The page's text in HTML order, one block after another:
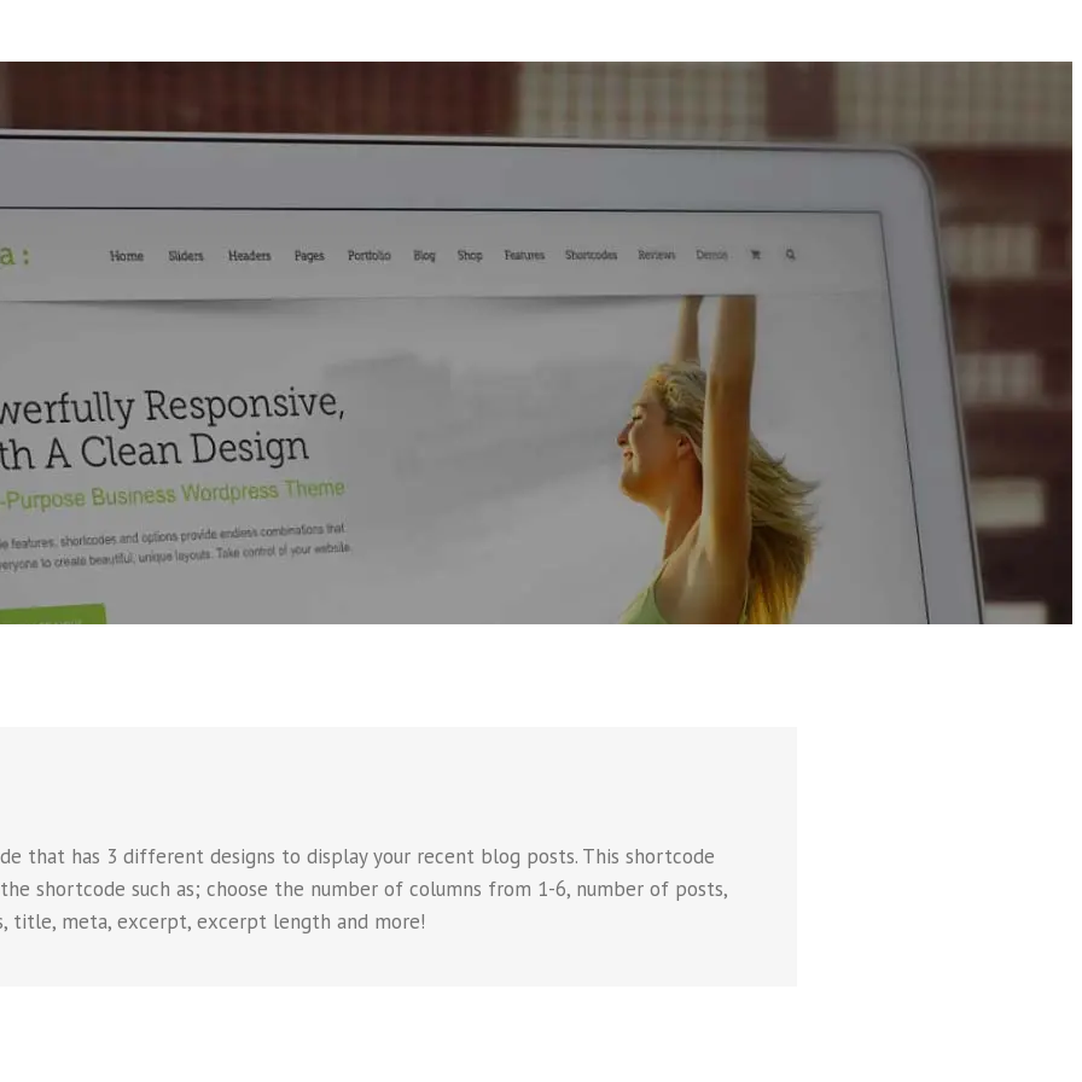
that has 3 different designs to display your recent blog posts. This shortcode
shortcode such as; choose the number of columns from 1-6, number of posts,
title, meta, excerpt, excerpt length and more!